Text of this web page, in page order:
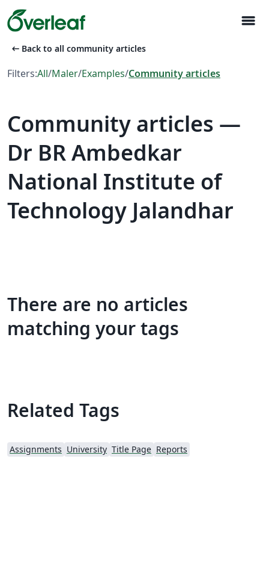
menu
arrow_left_alt Back to all community articles
Filters:All/Maler/Examples/Community articles
Community articles —
Dr BR Ambedkar
National Institute of
Technology Jalandhar
There are no articles
matching your tags
Related Tags
Assignments University Title Page Reports